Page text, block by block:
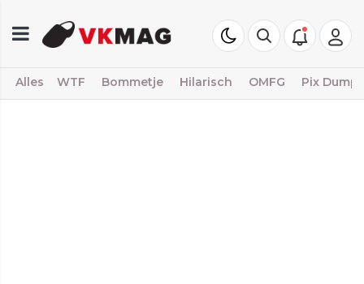
Alles WTF Bommetje Hilarisch OMFG Pix Dump